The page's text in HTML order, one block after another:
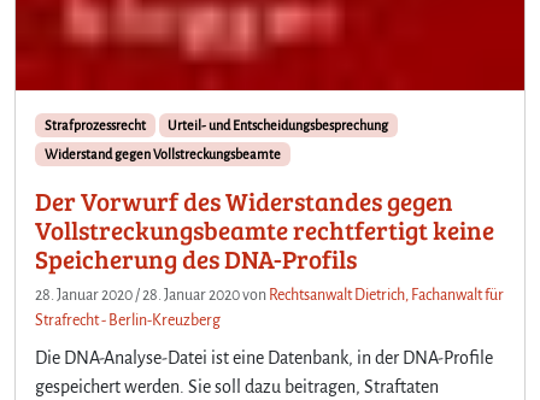
Strafprozessrecht
Urteil- und Entscheidungsbesprechung
Widerstand gegen Vollstreckungsbeamte
Der Vorwurf des Widerstandes gegen
Vollstreckungsbeamte rechtfertigt keine
Speicherung des DNA-Profils
28. Januar 2020 /28. Januar 2020von Rechtsanwalt Dietrich, Fachanwalt für
Strafrecht - Berlin-Kreuzberg
Die DNA-Analyse-Datei ist eine Datenbank, in der DNA-Profile
gespeichert werden. Sie soll dazu beitragen, Straftaten